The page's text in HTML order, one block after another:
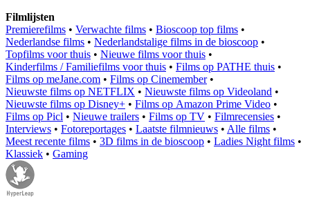
Filmlijsten
Premierefilms • Verwachte films • Bioscoop top films •
Nederlandse films • Nederlandstalige films in de bioscoop •
Topfilms voor thuis • Nieuwe films voor thuis •
Kinderfilms / Familiefilms voor thuis • Films op PATHE thuis •
Films op meJane.com • Films op Cinemember•
Nieuwste films op NETFLIX • Nieuwste films op Videoland •
Nieuwste films op Disney+ • Films op Amazon Prime Video •
Films op Picl • Nieuwe trailers • Films op TV • Filmrecensies •
Interviews • Fotoreportages • Laatste filmnieuws • Alle films •
Meest recente films • 3D films in de bioscoop • Ladies Night films •
Klassiek • Gaming